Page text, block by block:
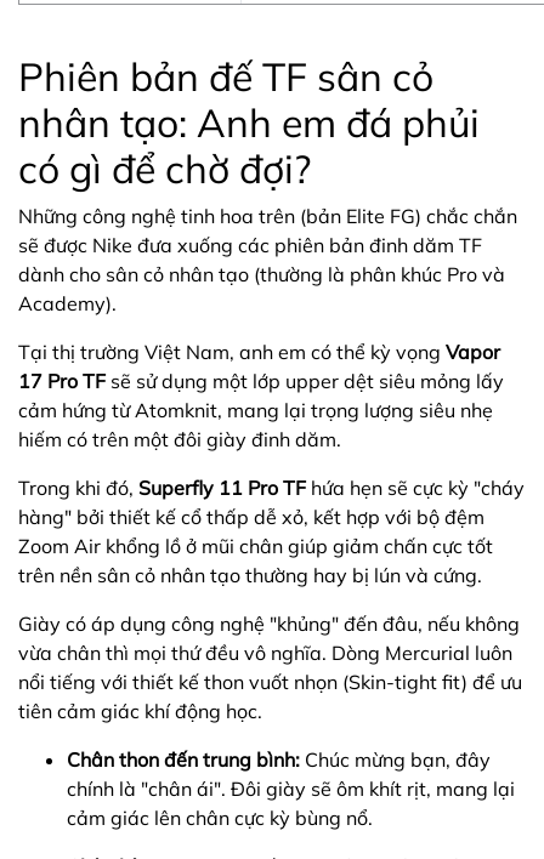
Phiên bản đế TF sân cỏ
nhân tạo: Anh em đá phủi
có gì để chờ đợi?
Những công nghệ tinh hoa trên (bản Elite FG) chắc chắn
sẽ được Nike đưa xuống các phiên bản đinh dăm TF
dành cho sân cỏ nhân tạo (thường là phân khúc Pro và
Academy).
Tại thị trường Việt Nam, anh em có thể kỳ vọng Vapor
17 Pro TFsẽ sử dụng một lớp upper dệt siêu mỏng lấy
cảm hứng từ Atomknit, mang lại trọng lượng siêu nhẹ
hiếm có trên một đôi giày đinh dăm.
Trong khi đó, Superfly 11 Pro TFhứa hẹn sẽ cực kỳ "cháy
hàng" bởi thiết kế cổ thấp dễ xỏ, kết hợp với bộ đệm
Zoom Air khổng lồ ở mũi chân giúp giảm chấn cực tốt
trên nền sân cỏ nhân tạo thường hay bị lún và cứng.
Giày có áp dụng công nghệ "khủng" đến đâu, nếu không
vừa chân thì mọi thứ đều vô nghĩa. Dòng Mercurial luôn
nổi tiếng với thiết kế thon vuốt nhọn (Skin-tight fit) để ưu
tiên cảm giác khí động học.
Chân thon đến trung bình: Chúc mừng bạn, đây
chính là "chân ái". Đôi giày sẽ ôm khít rịt, mang lại
cảm giác lên chân cực kỳ bùng nổ.